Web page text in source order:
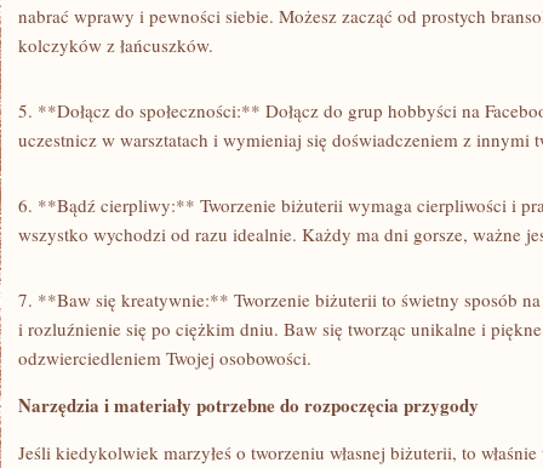
nabrać wprawy i⁢ pewności siebie. Możesz ⁢zacząć ⁤od prostych
kolczyków ⁢z łańcuszków.
5. **Dołącz do społeczności:**⁣ Dołącz do grup hobbyści na
uczestnicz w warsztatach i ‍wymieniaj się‍ doświadczeniem⁢ z innymi
6. **Bądź cierpliwy:** Tworzenie biżuterii wymaga‌ cierpliwości ⁤i
wszystko⁣ wychodzi od razu idealnie. ‍Każdy ma dni⁢ gorsze, ważne‍
7.⁣ **Baw się‌ kreatywnie:** Tworzenie ⁤biżuterii to ​świetny ⁣sposób
⁣i​ rozluźnienie się po ciężkim dniu. Baw się tworząc unikalne⁤ i
odzwierciedleniem⁢ Twojej osobowości.
Narzędzia ​i ⁣materiały potrzebne do ​rozpoczęcia przygody
Jeśli kiedykolwiek marzyłeś o ⁢tworzeniu własnej biżuterii, ‍to właśnie⁤